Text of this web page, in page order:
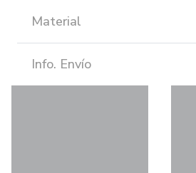
Material
Info. Envío